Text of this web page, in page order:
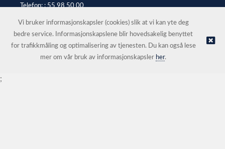
Telefon: :55 98 50 00
© Kontorvarehuset Bergen AS |Nettbutikk levert av Kréatif
Vi bruker informasjonskapsler (cookies) slik at vi kan yte deg
bedre service. Informasjonskapslene blir hovedsakelig benyttet
for trafikkmåling og optimalisering av tjenesten. Du kan også lese
mer om vår bruk av informasjonskapsler her.
;